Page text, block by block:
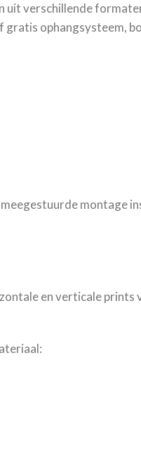
verschillende
ophangsysteem,
montage
en verticale